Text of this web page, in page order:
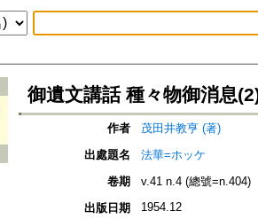
御遺文講話 種々物御消息
作者
茂田井教亨 (著)
出處題名
法華=ホッケ
卷期
v.41 n.4 (總號=n.404)
出版日期
1954.12